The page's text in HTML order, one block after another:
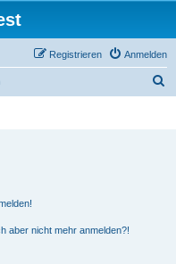
Anmelden
Registrieren
aber nicht mehr anmelden?!